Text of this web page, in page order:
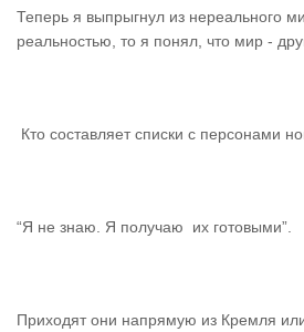
Теперь я выпрыгнул из нереального
реальностью, то я понял, что мир -
Кто составляет списки с персонами
“Я не знаю. Я получаю их готовыми”.
Приходят они напрямую из Кремля